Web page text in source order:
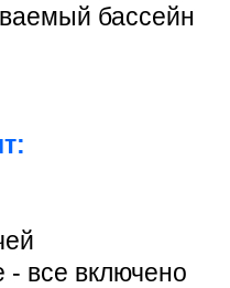
бассейн
- все включено